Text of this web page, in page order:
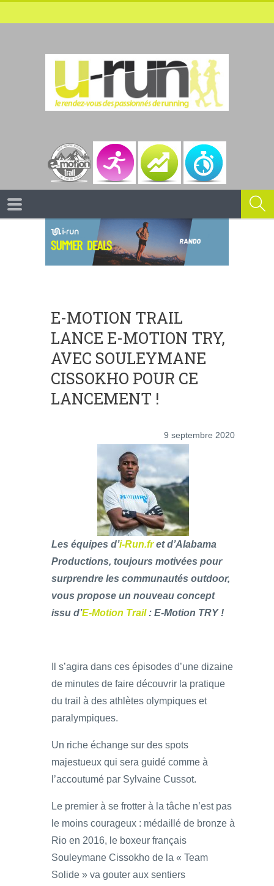
E-MOTION TRAIL
LANCE E-MOTION TRY,
AVEC SOULEYMANE
CISSOKHO POUR CE
LANCEMENT !
9 septembre 2020
Les équipes d’i-Run.fret d’Alabama
Productions, toujours motivées pour
surprendre les communautés outdoor,
vous propose un nouveau concept
issu d’E-Motion Trail: E-Motion TRY !
Il s’agira dans ces épisodes d’une dizaine
de minutes de faire découvrir la pratique
du trail à des athlètes olympiques et
paralympiques.
Un riche échange sur des spots
majestueux qui sera guidé comme à
l’accoutumé par Sylvaine Cussot.
Le premier à se frotter à la tâche n’est pas
le moins courageux : médaillé de bronze à
Rio en 2016, le boxeur français
Souleymane Cissokho de la « Team
Solide » va gouter aux sentiers